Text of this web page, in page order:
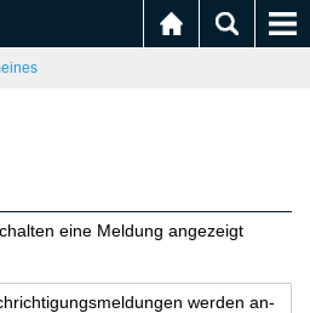
eine Meldung angezeigt
wer­den an­